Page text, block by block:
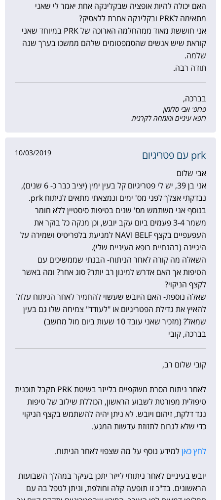
האם יכולה להיות אופציה שבקלינקה אחת יאמר לי שאני
מתאימה לPRK ובקלינקה אחרת ללאסיק?
אני חוששת מאוד ממהחלמה הארוכה של PRK במיוחד שאני
קוראת שיש אנשים שהסמפטומים שלהם ממשכו בערך שנה
שלמה.
תודה רבה.
בברכה,
פרופ' אבי סלומון
רופא עיניים ומומחה לקרנית
prk עם פטריגיום 10/03/2019
אבי שלום
אני בן 39, יש לי פטריגיום קל בעין ימין (יציב כבר כ- 6 שנים),
נבדקתי אצלך לפני מס' ימים ונמצאתי מתאים לניתוח prk.
בנוסף אני משתמש מס' שנים בטיפות סיסטיין ללא חומר
משמר 3-4 פעמים ביום עקב יובש, וכן מנקה כל בוקר את
העפעפיים בקצף NAVI BELF למניעת בלפריטיס ושמירה על
היגיינה (בהנחיית רופא העיניים שלי).
השאלה מה קורה לאחר הניתוח- הבנתי שממשיכים עם
הטיפות אך האם אדרש למינון רב יותר? סוג אחר? ומה באשר
לקצף הניקוי?
שאלה נוספת- האם היובש שעשוי להחמיר לאחר הניתוח עלול
להאיץ את גדילת הפטריגיום או "לעודד" צמיחה שלו גם בעין
שמאל? (מזכיר שאני עובד 10 שעות ביום מול מחשב)
בברכה, קובי
קובי שלום רב,
לאחר ניתוח הסרת משקפיים בלייזר בשיטת PRK תקבל תוכנית
טיפולית מפורטת לשבוע הראשון, הכוללת שילוב של טיפות
נגד דלקת, זיהום ויובש. לא ניתן יהיה להשתמש בקצף הניקוי
כדי שלא לגרום לתזוזת עדשות המגע.
לחץ כאןלמידע נוסף על מה שצפוי לאחר הניתוח.
יובש בעיניים לאחר ניתוחי לייזר יתכן בעיקר במהלך השבועות
הראשונים. בד"כ זו תופעה קלה וחולפת, וניתן לטפל בה עם